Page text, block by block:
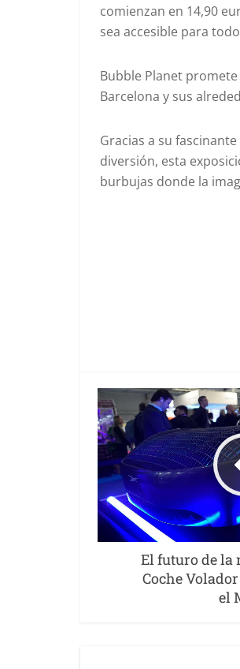
comienzan en 14,90
sea accesible para
Bubble Planet
Barcelona y sus
Gracias a su
diversión, esta
burbujas donde la
El futuro de la
Coche
el